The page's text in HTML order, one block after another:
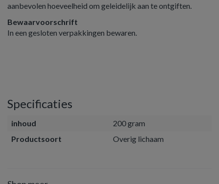
aanbevolen hoeveelheid om geleidelijk aan te ontgiften.
Bewaarvoorschrift
In een gesloten verpakkingen bewaren.
Specificaties
inhoud
200 gram
Productsoort
Overig lichaam